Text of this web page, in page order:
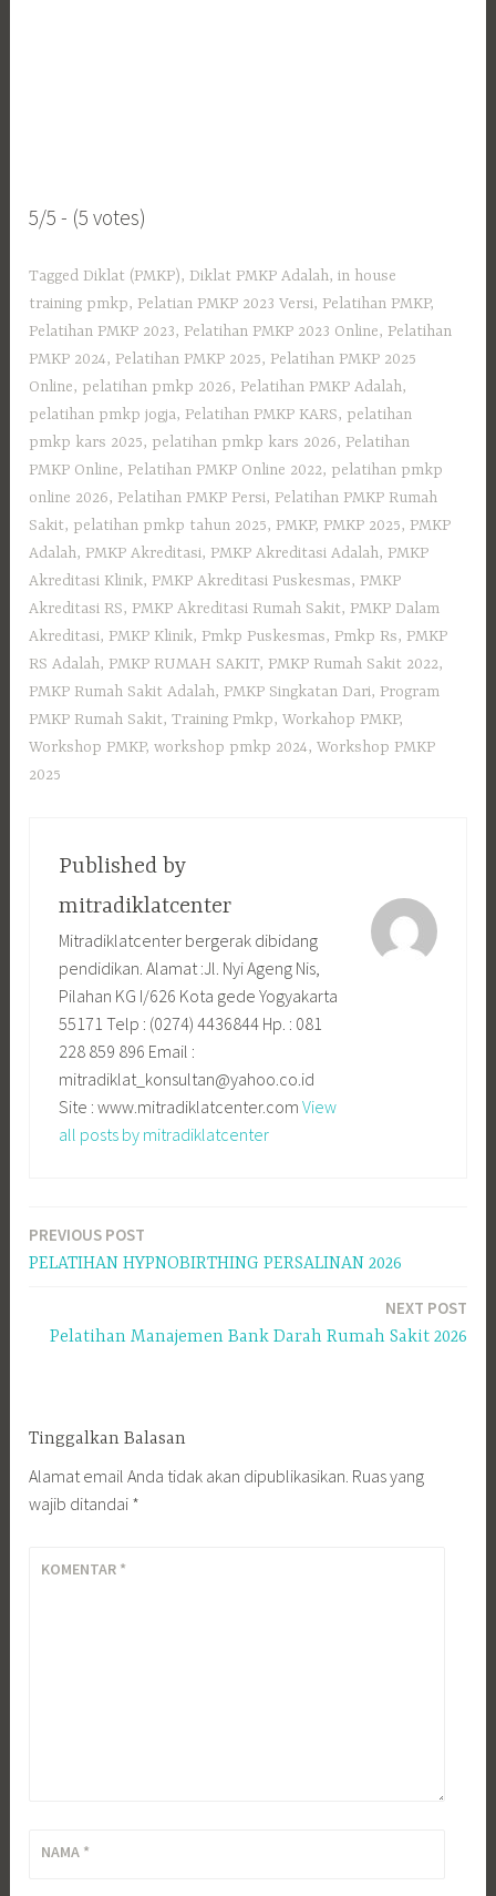
5/5 - (5 votes)
TaggedDiklat (PMKP),Diklat PMKP Adalah,in house
training pmkp, Pelatian PMKP 2023 Versi, Pelatihan PMKP,
Pelatihan PMKP 2023, Pelatihan PMKP 2023 Online, Pelatihan
PMKP 2024, Pelatihan PMKP 2025, Pelatihan PMKP 2025
Online, pelatihan pmkp 2026, Pelatihan PMKP Adalah,
pelatihan pmkp jogja, Pelatihan PMKP KARS, pelatihan
pmkp kars 2025, pelatihan pmkp kars 2026, Pelatihan
PMKP Online, Pelatihan PMKP Online 2022, pelatihan pmkp
online 2026, Pelatihan PMKP Persi, Pelatihan PMKP Rumah
Sakit, pelatihan pmkp tahun 2025, PMKP, PMKP 2025, PMKP
Adalah, PMKP Akreditasi, PMKP Akreditasi Adalah, PMKP
Akreditasi Klinik, PMKP Akreditasi Puskesmas, PMKP
Akreditasi RS, PMKP Akreditasi Rumah Sakit, PMKP Dalam
Akreditasi, PMKP Klinik, Pmkp Puskesmas, Pmkp Rs, PMKP
RS Adalah, PMKP RUMAH SAKIT, PMKP Rumah Sakit 2022,
PMKP Rumah Sakit Adalah, PMKP Singkatan Dari, Program
PMKP Rumah Sakit,Training Pmkp,Workahop PMKP,
Workshop PMKP,workshop pmkp 2024,Workshop PMKP
2025
Published by
mitradiklatcenter
Mitradiklatcenter bergerak dibidang
pendidikan. Alamat :Jl. Nyi Ageng Nis,
Pilahan KG I/626 Kota gede Yogyakarta
55171 Telp : (0274) 4436844 Hp. : 081
228 859 896 Email :
mitradiklat_konsultan@yahoo.co.id
Site : www.mitradiklatcenter.com View
all posts by mitradiklatcenter
Navigasi
PREVIOUS POST
PELATIHAN HYPNOBIRTHING PERSALINAN 2026
NEXT POST
Pelatihan Manajemen Bank Darah Rumah Sakit 2026
Tinggalkan Balasan
Alamat email Anda tidak akan dipublikasikan. Ruas yang
wajib ditandai *
KOMENTAR *
NAMA *